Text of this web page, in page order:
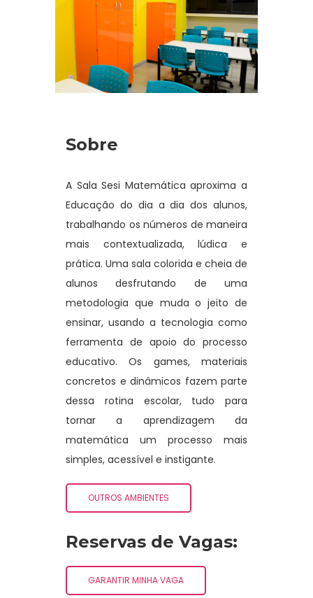
Sobre
A Sala Sesi Matemática aproxima a
Educação do dia a dia dos alunos,
trabalhando os números de maneira
mais contextualizada, lúdica e
prática. Uma sala colorida e cheia de
alunos desfrutando de uma
metodologia que muda o jeito de
ensinar, usando a tecnologia como
ferramenta de apoio do processo
educativo. Os games, materiais
concretos e dinâmicos fazem parte
dessa rotina escolar, tudo para
tornar a aprendizagem da
matemática um processo mais
simples, acessível e instigante.
OUTROS AMBIENTES
Reservas de Vagas:
GARANTIR MINHA VAGA